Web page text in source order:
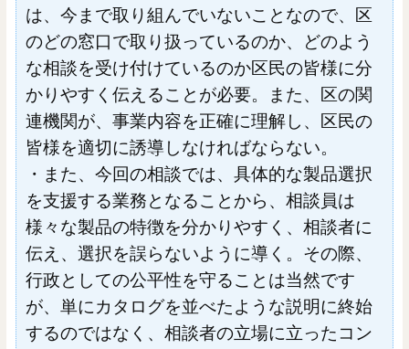
は、今まで取り組んでいないことなので、区
のどの窓口で取り扱っているのか、どのよう
な相談を受け付けているのか区民の皆様に分
かりやすく伝えることが必要。また、区の関
連機関が、事業内容を正確に理解し、区民の
皆様を適切に誘導しなければならない。
・また、今回の相談では、具体的な製品選択
を支援する業務となることから、相談員は
様々な製品の特徴を分かりやすく、相談者に
伝え、選択を誤らないように導く。その際、
行政としての公平性を守ることは当然です
が、単にカタログを並べたような説明に終始
するのではなく、相談者の立場に立ったコン